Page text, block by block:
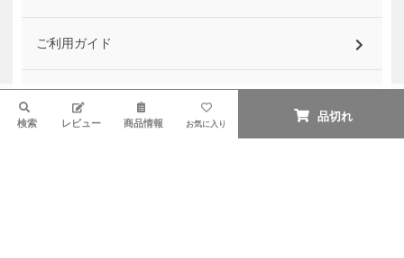
ご利用ガイド
検索 レビュー 商品情報 お気に入り
品切れ